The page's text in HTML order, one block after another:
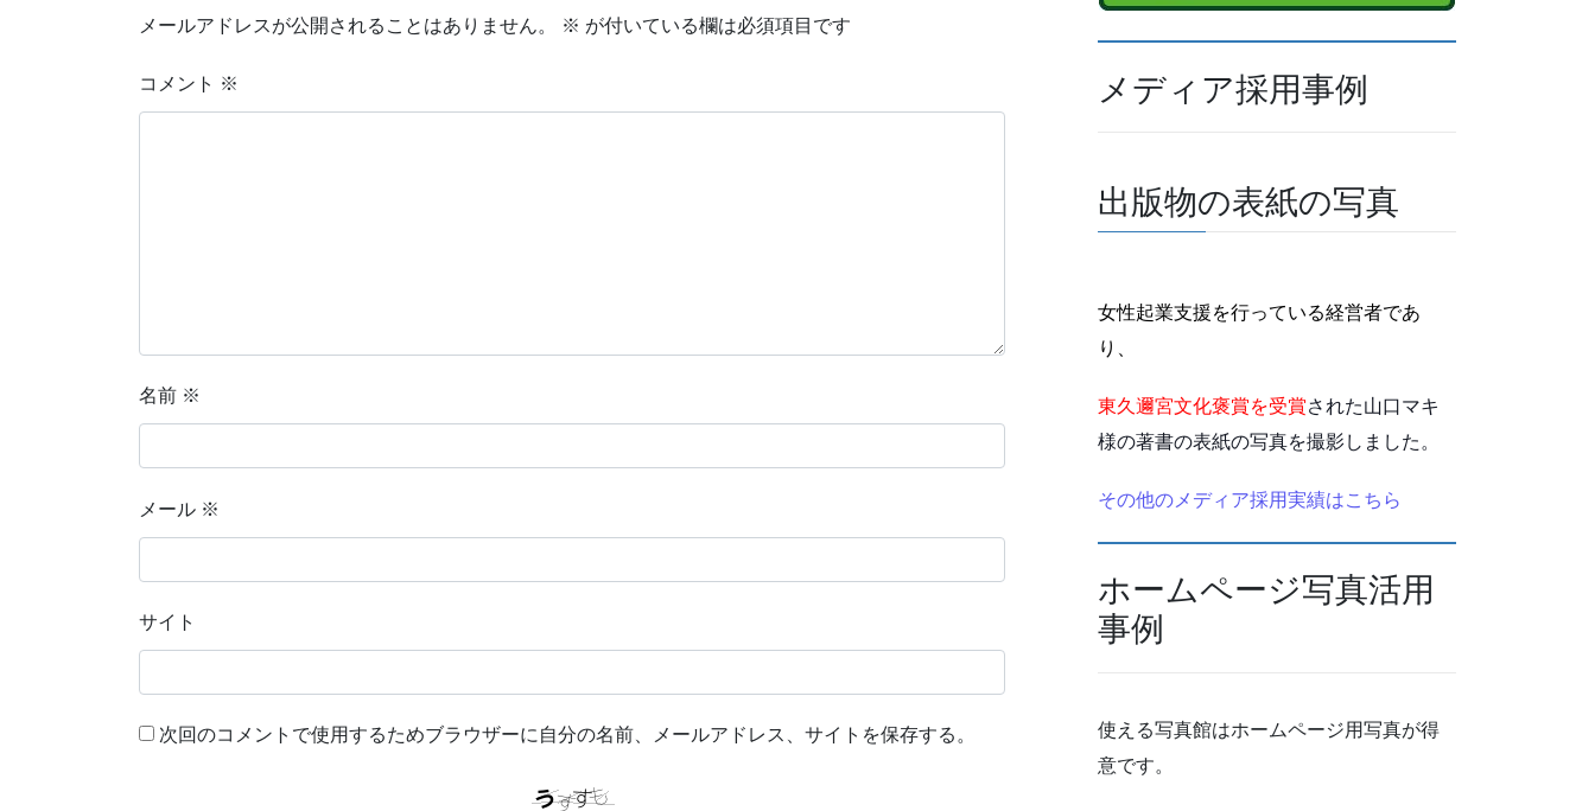
メールアドレスが公開されることはありません。 ※ が付いている欄は必須項目です
コメント ※
名前 ※
メール ※
サイト
次回のコメントで使用するためブラウザーに自分の名前、メールアドレス、サイトを保存する。
メディア採用事例
出版物の表紙の写真
女性起業支援を行っている経営者であ
り、
東久邇宮文化褒賞を受賞された山口マキ
様の著書の表紙の写真を撮影しました。
その他のメディア採用実績はこちら
ホームページ写真活用
事例
使える写真館はホームページ用写真が得
意です。